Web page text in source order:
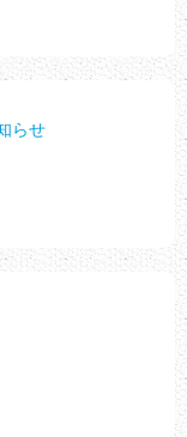
らせ